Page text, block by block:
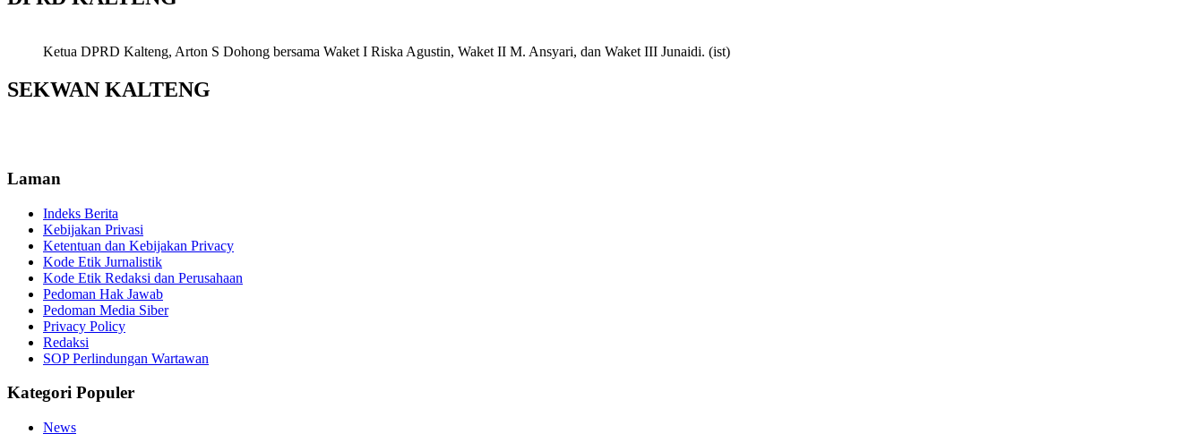
Ketua DPRD Kalteng, Arton S Dohong bersama Waket I Riska Agustin, Waket II M. Ansyari, dan Waket III Junaidi. (ist)
SEKWAN KALTENG
Laman
Indeks Berita
Kebijakan Privasi
Ketentuan dan Kebijakan Privacy
Kode Etik Jurnalistik
Kode Etik Redaksi dan Perusahaan
Pedoman Hak Jawab
Pedoman Media Siber
Privacy Policy
Redaksi
SOP Perlindungan Wartawan
Kategori Populer
News